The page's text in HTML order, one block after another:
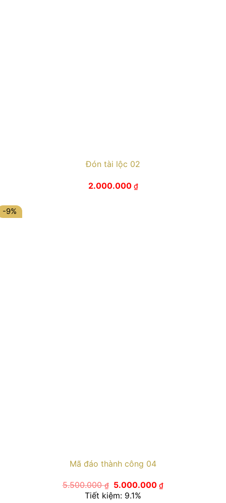
Đón tài lộc 02
2.000.000 ₫
-9%
Mã đáo thành công 04
5.500.000₫
Giá
gốc
là:
5.000.000₫Giá
Tiết kiệm: 9.1%